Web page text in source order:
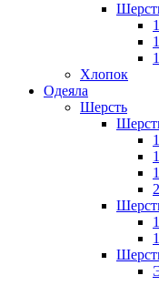
Хлопок
Одеяла
Шерсть